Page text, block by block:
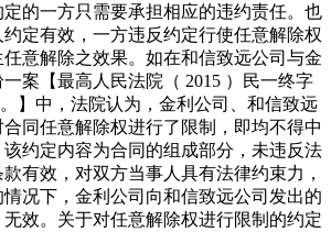
的一方只需要承担相应的违约责任。也
定有效，一方违反约定行使任意解除权
意解除之效果。如在和信致远公司与金
案【最高人民法院（ 2015 ）民一终字
】中，法院认为，金利公司、和信致远
同任意解除权进行了限制，即均不得中
约定内容为合同的组成部分，未违反法
有效，对双方当事人具有法律约束力，
况下，金利公司向和信致远公司发出的
无效。关于对任意解除权进行限制的约定